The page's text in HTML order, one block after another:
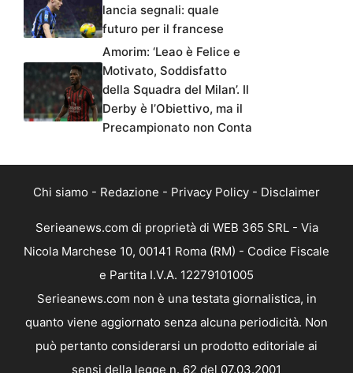
lancia segnali: quale
futuro per il francese
Amorim: ‘Leao è Felice e
Motivato, Soddisfatto
della Squadra del Milan’. Il
Derby è l’Obiettivo, ma il
Precampionato non Conta
Chi siamo - Redazione - Privacy Policy - Disclaimer
Serieanews.com di proprietà di WEB 365 SRL - Via
Nicola Marchese 10, 00141 Roma (RM) - Codice Fiscale
e Partita I.V.A. 12279101005
Serieanews.com non è una testata giornalistica, in
quanto viene aggiornato senza alcuna periodicità. Non
può pertanto considerarsi un prodotto editoriale ai
sensi della legge n. 62 del 07.03.2001